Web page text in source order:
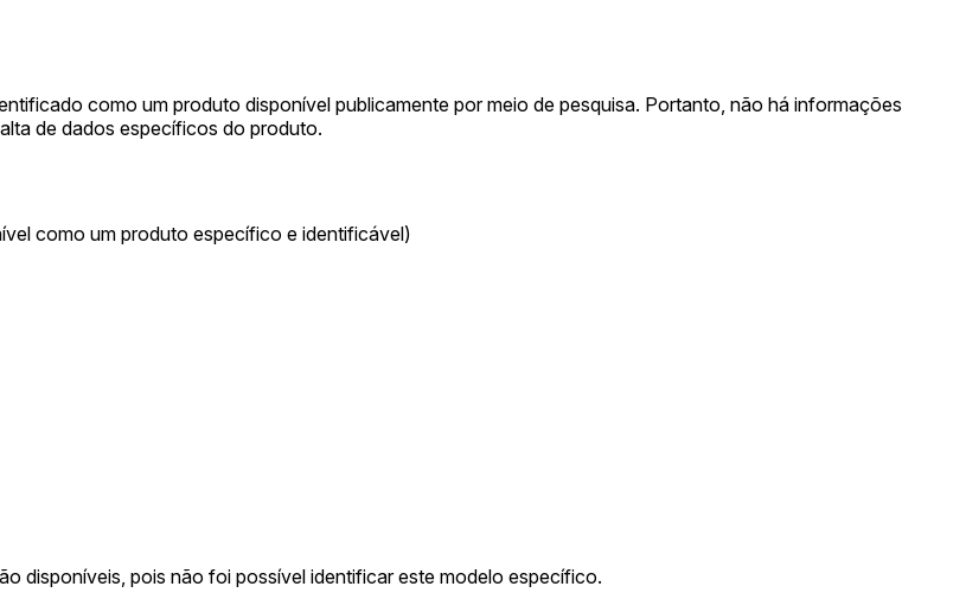
como um produto disponível publicamente por meio de pesquisa. Portanto, não há informações
de dados específicos do produto.
como um produto específico e identificável)
disponíveis, pois não foi possível identificar este modelo específico.